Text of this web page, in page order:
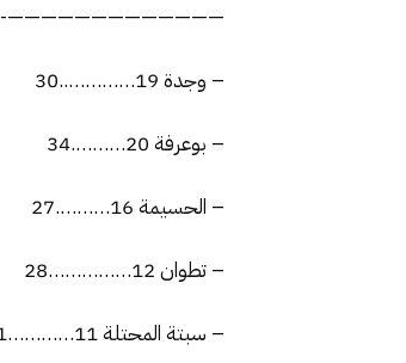
—————————————-
– وجدة 19…………..30
– بوعرفة 20……….34
– الحسيمة 16……….27
– تطوان 12……………28
– سبتة المحتلة 11…………31